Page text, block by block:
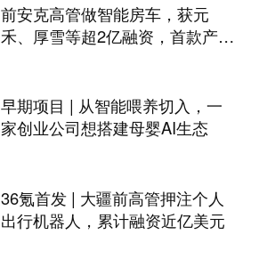
前安克高管做智能房车，获元
禾、厚雪等超2亿融资，首款产品
早期项目 | 从智能喂养切入，一
家创业公司想搭建母婴AI生态
36氪首发 | 大疆前高管押注个人
出行机器人，累计融资近亿美元